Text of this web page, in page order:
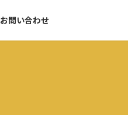
お問い合わせ